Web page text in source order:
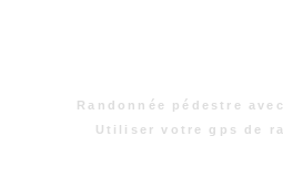
Randonnée pédestre
Utiliser votre gps de